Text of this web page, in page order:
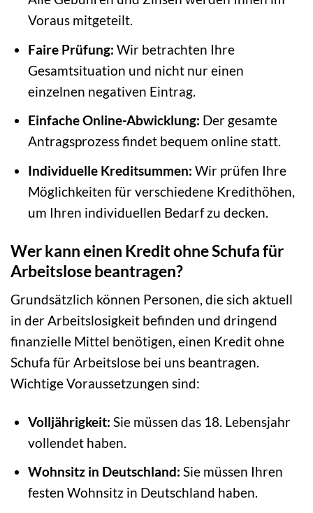
Voraus mitgeteilt.
Faire Prüfung: Wir betrachten Ihre
Gesamtsituation und nicht nur einen
einzelnen negativen Eintrag.
Einfache Online-Abwicklung: Der gesamte
Antragsprozess findet bequem online statt.
Individuelle Kreditsummen: Wir prüfen Ihre
Möglichkeiten für verschiedene Kredithöhen,
um Ihren individuellen Bedarf zu decken.
Wer kann einen Kredit ohne Schufa für
Arbeitslose beantragen?
Grundsätzlich können Personen, die sich aktuell
in der Arbeitslosigkeit befinden und dringend
finanzielle Mittel benötigen, einen Kredit ohne
Schufa für Arbeitslose bei uns beantragen.
Wichtige Voraussetzungen sind:
Volljährigkeit: Sie müssen das 18. Lebensjahr
vollendet haben.
Wohnsitz in Deutschland: Sie müssen Ihren
festen Wohnsitz in Deutschland haben.